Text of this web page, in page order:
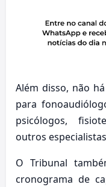
Além disso, não
para
psicólogos,
outros
O Tribunal
cronograma de